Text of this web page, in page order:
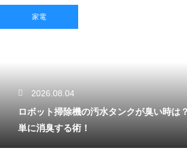
家電
2026.08.04
ロボット掃除機の汚水タンクが臭い時は
単に消臭する術！